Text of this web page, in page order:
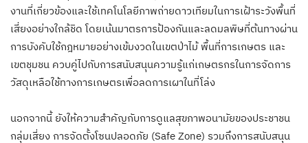
งานที่เกี่ยวข้องและใช้เทคโนโลยีภาพถ่ายดาวเทียมในการเฝ้าระวังพื้นที่
เสี่ยงอย่างใกล้ชิด โดยเน้นมาตรการป้องกันและลดมลพิษที่ต้นทางผ่าน
การบังคับใช้กฎหมายอย่างเข้มงวดในเขตป่าไม้ พื้นที่การเกษตร และ
เขตชุมชน ควบคู่ไปกับการสนับสนุนความรู้แก่เกษตรกรในการจัดการ
วัสดุเหลือใช้ทางการเกษตรเพื่อลดการเผาในที่โล่ง
นอกจากนี้ ยังให้ความสำคัญกับการดูแลสุขภาพอนามัยของประชาชน
กลุ่มเสี่ยง การจัดตั้งโซนปลอดภัย (Safe Zone) รวมถึงการสนับสนุน